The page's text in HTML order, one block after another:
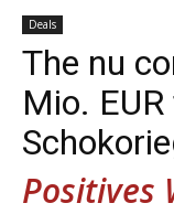
Deals
The nu
Mio.
Positives